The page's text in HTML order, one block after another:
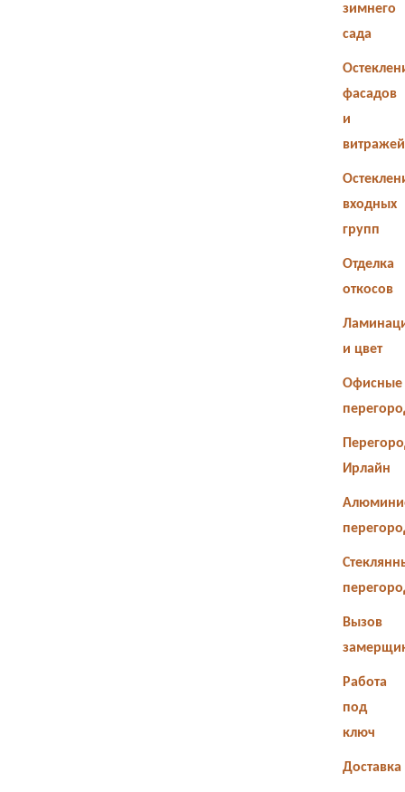
зимнего
сада
фасадов
и
витражей
входных
групп
Отделка
откосов
и цвет
Офисные
Ирлайн
Вызов
Работа
под
ключ
Доставка